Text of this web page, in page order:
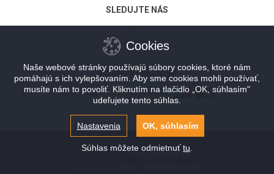
SLEDUJTE NÁS
MOŽNOSTI PLATBY
Powered bynopCommerce
Cookies
Naše webové stránky používajú súbory cookies, ktoré nám
pomáhajú s ich vylepšovaním. Aby sme cookies mohli používať,
musíte nám to povoliť. Kliknutím na tlačidlo „OK, súhlasím"
udeľujete tento súhlas.
Nastavenia OK, súhlasím
Súhlas môžete odmietnuťtu